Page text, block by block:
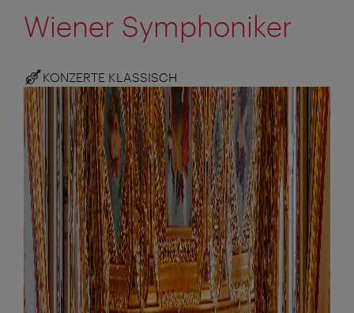
Wiener Symphoniker
KONZERTE KLASSISCH